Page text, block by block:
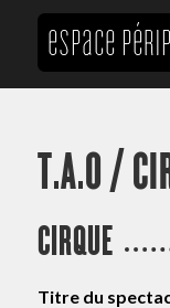
T.A.O /
CIRQUE
Titre du